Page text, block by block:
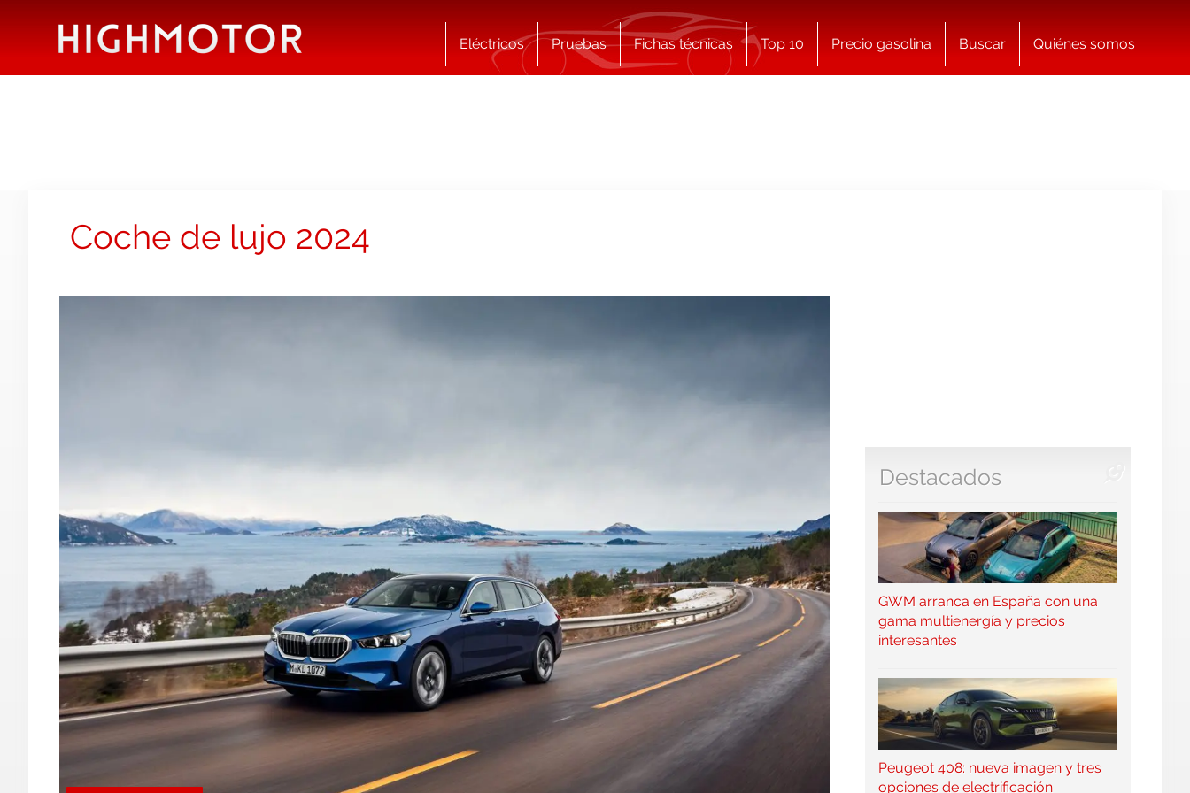
Eléctricos Pruebas Fichas técnicas Top 10 Precio gasolina Buscar Quiénes somos
Coche de lujo 2024
Destacados
GWM arranca en España con una
gama multienergía y precios
interesantes
Peugeot 408: nueva imagen y tres
opciones de electrificación